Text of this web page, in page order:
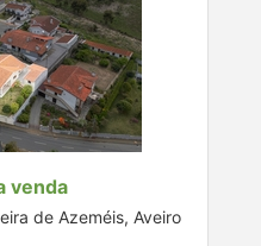
venda
de Azeméis, Aveiro